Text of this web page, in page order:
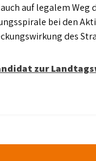
auf legalem
bei den
des
zur